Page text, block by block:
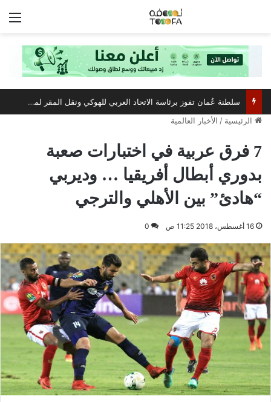
الرئيسية / الأخبار العالمية
7 فرق عربية في اختبارات صعبة
بدوري أبطال أفريقيا … وديربي
“هادئ” بين الأهلي والترجي
16 أغسطس، 2018 11:25 ص 0